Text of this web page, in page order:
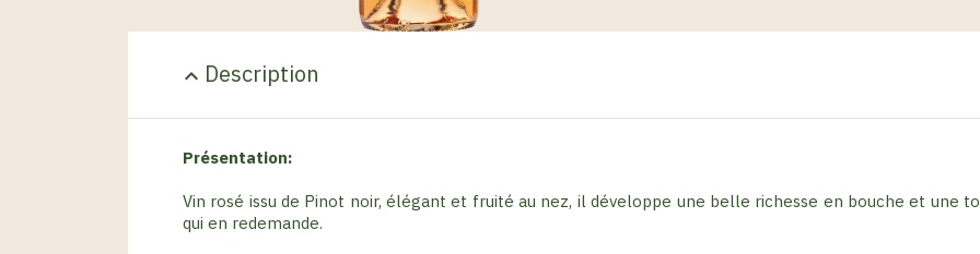
expand_less Description
Présentation:
Vin rosé issu de Pinot noir, élégant et fruité au nez, il développe une belle richesse en bouche et une
qui en redemande.